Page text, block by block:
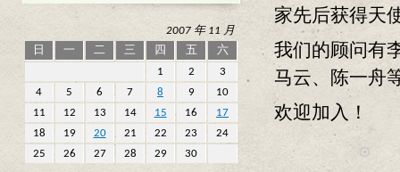
家先后获得天
我们的顾问有
马云、陈一舟
欢迎加入！
2007 年 11 月
日
一 二 三 四 五
六
1
2
3
4
5 6 7 8 9
10
11
12 13 14 15 16
17
18
19 20 21 22 23
24
25
26 27 28 29 30